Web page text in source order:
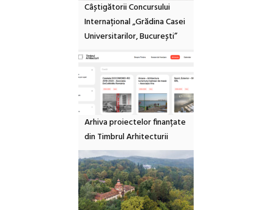
Câștigătorii Concursului
Internațional „Grădina Casei
Universitarilor, București”
Arhiva proiectelor finanțate
din Timbrul Arhitecturii